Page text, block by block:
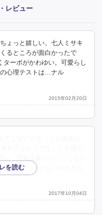
レビュー
ょっと嬉しい。七人ミサキ
るところが面白かったで
ターボがかわゆい。可愛らし
心理テストは…ナル
2015年02月20日
たちが気付かないのが不自
2017年10月04日